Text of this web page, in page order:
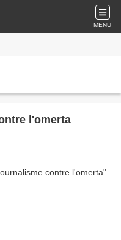
MENU
l'omerta